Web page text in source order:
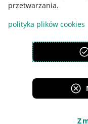
przetwarzania.
polityka plików cookies
Korzystanie z serwisu